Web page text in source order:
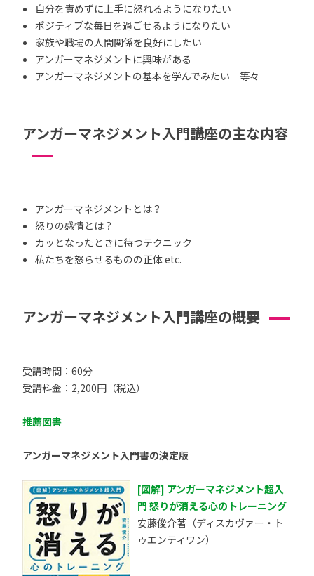
自分を責めずに上手に怒れるようになりたい
ポジティブな毎日を過ごせるようになりたい
家族や職場の人間関係を良好にしたい
アンガーマネジメントに興味がある
アンガーマネジメントの基本を学んでみたい 等々
アンガーマネジメント入門講座の主な内容
アンガーマネジメントとは？
怒りの感情とは？
カッとなったときに待つテクニック
私たちを怒らせるものの正体 etc.
アンガーマネジメント入門講座の概要
受講時間：60分
受講料金：2,200円（税込）
推薦図書
アンガーマネジメント入門書の決定版
[図解] アンガーマネジメント超入
門 怒りが消える心のトレーニング
安藤俊介著（ディスカヴァー・ト
ゥエンティワン）